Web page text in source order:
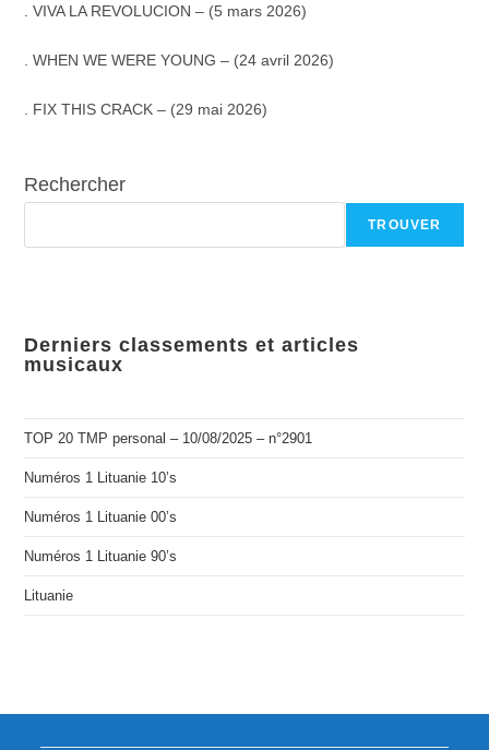
. VIVA LA REVOLUCION – (5 mars 2026)
. WHEN WE WERE YOUNG – (24 avril 2026)
. FIX THIS CRACK – (29 mai 2026)
Rechercher
TROUVER
Derniers classements et articles
musicaux
TOP 20 TMP personal – 10/08/2025 – n°2901
Numéros 1 Lituanie 10’s
Numéros 1 Lituanie 00’s
Numéros 1 Lituanie 90’s
Lituanie